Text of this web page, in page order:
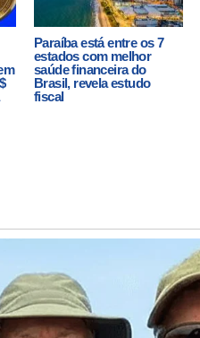
Paraíba está entre os 7
estados com melhor
saúde financeira do
Brasil, revela estudo
fiscal